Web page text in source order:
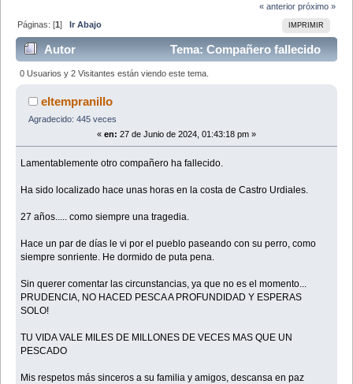
« anterior próximo »
IMPRIMIR
Páginas: [1]Ir Abajo
Autor
Tema: Compañero fallecido
en Castro Urdiales (Leído 6975 veces)
0 Usuarios y 2 Visitantes están viendo este tema.
eltempranillo
Agradecido: 445 veces
« en: 27 de Junio de 2024, 01:43:18 pm »
Lamentablemente otro compañero ha fallecido.
Ha sido localizado hace unas horas en la costa de Castro Urdiales.
27 años..... como siempre una tragedia.
Hace un par de días le vi por el pueblo paseando con su perro, como
siempre sonriente. He dormido de puta pena.
Sin querer comentar las circunstancias, ya que no es el momento...
PRUDENCIA, NO HACED PESCA A PROFUNDIDAD Y ESPERAS
SOLO!
TU VIDA VALE MILES DE MILLONES DE VECES MAS QUE UN
PESCADO
Mis respetos más sinceros a su familia y amigos, descansa en paz